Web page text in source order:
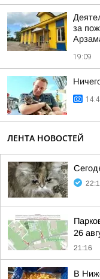
за
19:09
ЛЕНТА НОВОСТЕЙ
26
21:16
В